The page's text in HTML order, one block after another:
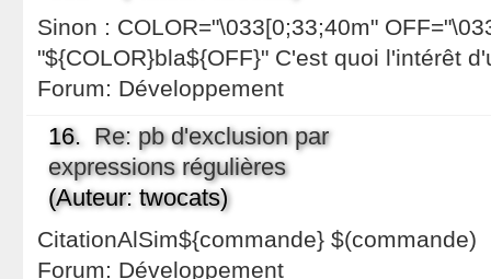
Sinon : COLOR="\033[0;33;40m"
"${COLOR}bla${OFF}" C'est quoi l'intérêt
Forum: Développement
16. Re: pb d'exclusion par
expressions régulières
(Auteur: twocats)
CitationAlSim${commande} $(commande)
Forum: Développement